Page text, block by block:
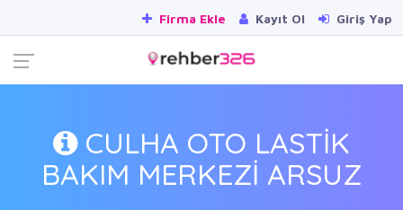
Firma Ekle Kayıt Ol Giriş Yap
CULHA OTO LASTİK
BAKIM MERKEZİ ARSUZ